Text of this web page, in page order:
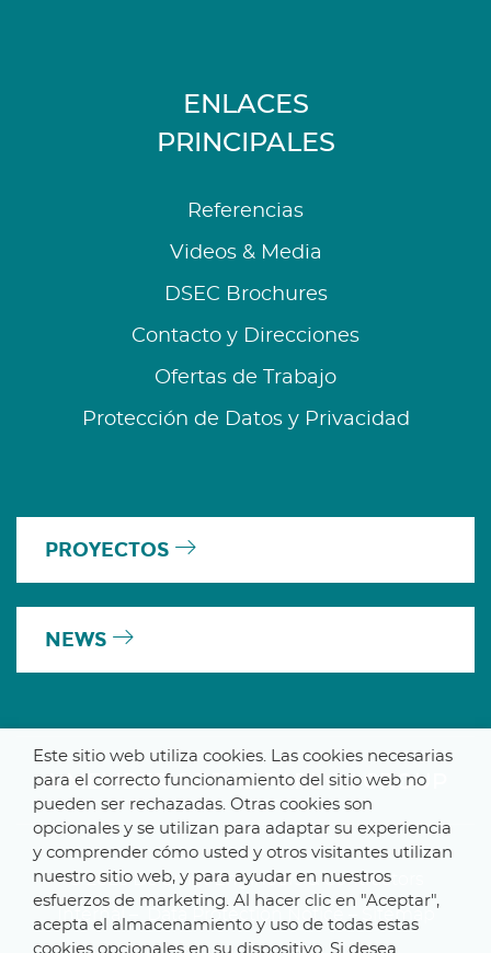
ENLACES
PRINCIPALES
Referencias
Videos & Media
DSEC Brochures
Contacto y Direcciones
Ofertas de Trabajo
Protección de Datos y Privacidad
PROYECTOS
NEWS
A MEMBER OF THE PARLYM GROUP
© 2025 De Smet Engineers & Contractors
Internal– Data Protection Notice – Sitemap
Este sitio web utiliza cookies. Las cookies necesarias
para el correcto funcionamiento del sitio web no
pueden ser rechazadas. Otras cookies son
opcionales y se utilizan para adaptar su experiencia
y comprender cómo usted y otros visitantes utilizan
nuestro sitio web, y para ayudar en nuestros
esfuerzos de marketing. Al hacer clic en "Aceptar",
acepta el almacenamiento y uso de todas estas
cookies opcionales en su dispositivo. Si desea